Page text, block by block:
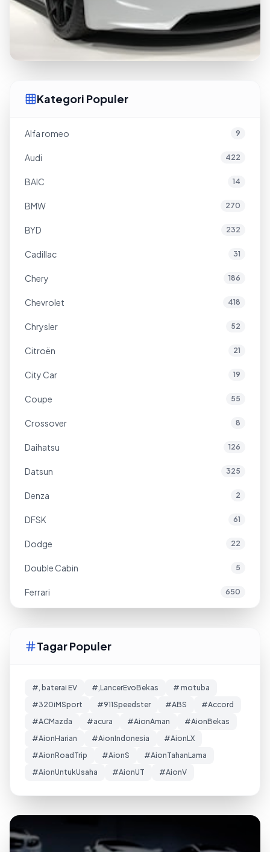
Kategori Populer
Alfa romeo 9
Audi 422
BAIC 14
BMW 270
BYD 232
Cadillac 31
Chery 186
Chevrolet 418
Chrysler 52
Citroën 21
City Car 19
Coupe 55
Crossover 8
Daihatsu 126
Datsun 325
Denza 2
DFSK 61
Dodge 22
Double Cabin 5
Ferrari 650
Tagar Populer
#, baterai EV #,LancerEvoBekas
# motuba
#320iMSport
#911Speedster #ABS
#Accord
#ACMazda
#acura #AionAman
#AionBekas
#AionHarian
#AionIndonesia
#AionLX
#AionRoadTrip
#AionS
#AionTahanLama
#AionUntukUsaha
#AionUT #AionV